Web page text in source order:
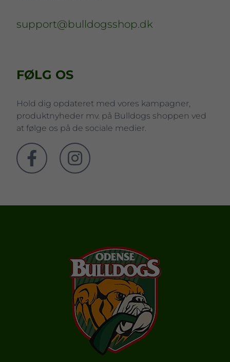
support@bulldogsshop.dk
FØLG OS
Hold dig opdateret med vores kampagner,
produktnyheder mv. på Bulldogs shoppen ved
at følge os på de sociale medier.